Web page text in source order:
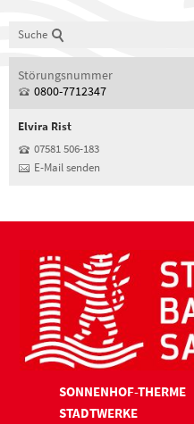
Suche
Störungsnummer
0800-7712347
Elvira Rist
07581 506-183
E-Mail senden
SONNENHOF-THERME
STADTWERKE